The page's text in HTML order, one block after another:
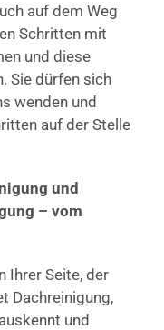
auf dem Weg
Schritten mit
und diese
Sie dürfen sich
wenden und
auf der Stelle
und
– vom
Ihrer Seite, der
Dachreinigung,
und